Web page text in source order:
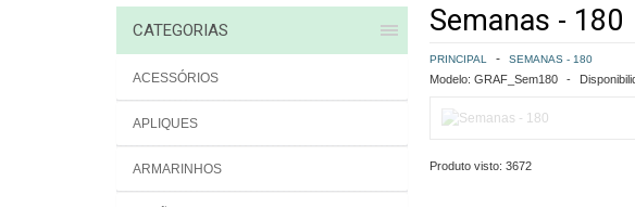
CATEGORIAS
ACESSÓRIOS
APLIQUES
ARMARINHOS
Semanas - 180
PRINCIPAL SEMANAS - 180
Modelo: GRAF_Sem180
Produto visto: 3672